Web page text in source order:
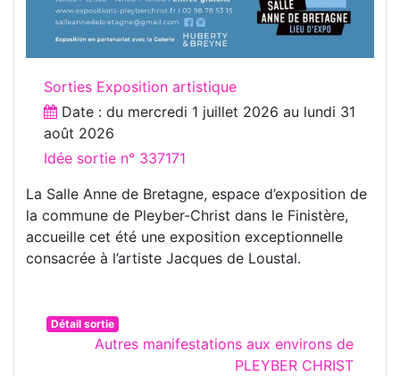
Sorties Exposition artistique
Date : du mercredi 1 juillet 2026 au lundi 31
août 2026
Idée sortie n° 337171
La Salle Anne de Bretagne, espace d’exposition de
la commune de Pleyber-Christ dans le Finistère,
accueille cet été une exposition exceptionnelle
consacrée à l’artiste Jacques de Loustal.
Détail sortie
Autres manifestations aux environs de
PLEYBER CHRIST